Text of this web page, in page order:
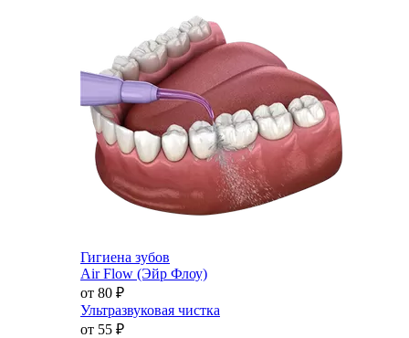
Гигиена зубов
Air Flow (Эйр Флоу)
от 80 ₽
Ультразвуковая чистка
от 55 ₽